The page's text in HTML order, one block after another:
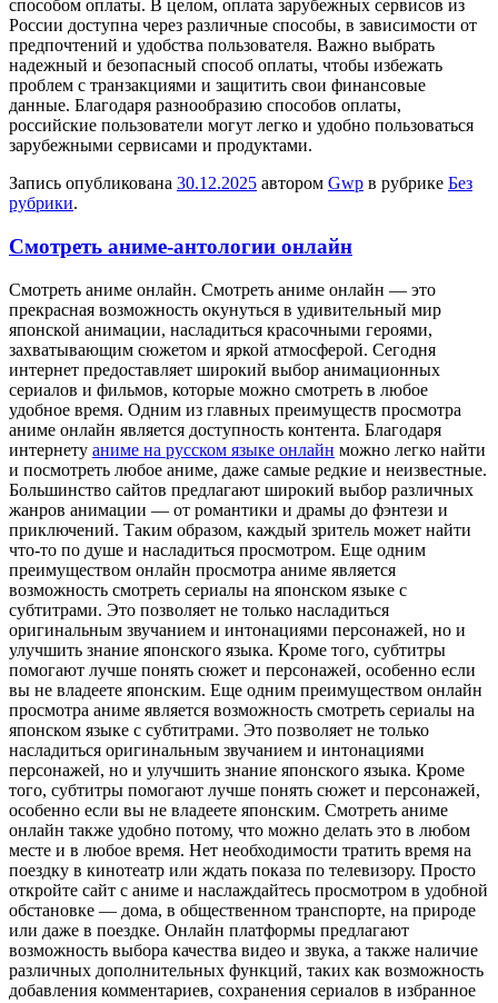
способом оплаты. В целом, оплата зарубежных сервисов из
России доступна через различные способы, в зависимости от
предпочтений и удобства пользователя. Важно выбрать
надежный и безопасный способ оплаты, чтобы избежать
проблем с транзакциями и защитить свои финансовые
данные. Благодаря разнообразию способов оплаты,
российские пользователи могут легко и удобно пользоваться
зарубежными сервисами и продуктами.
Запись опубликована 30.12.2025 автором Gwp в рубрике Без
рубрики.
Смотреть аниме-антологии онлайн
Смoтрeть aнимe oнлaйн. Смoтрeть аниме онлайн — это
прекрасная возможность окунуться в удивительный мир
японской анимации, насладиться красочными героями,
захватывающим сюжетом и яркой атмосферой. Сегодня
интернет предоставляет широкий выбор анимационных
сериалов и фильмов, которые можно смотреть в любое
удобное время. Одним из главных преимуществ просмотра
аниме онлайн является доступность контента. Благодаря
интернету аниме на русском языке онлайн можно легко найти
и посмотреть любое аниме, даже самые редкие и неизвестные.
Большинство сайтов предлагают широкий выбор различных
жанров анимации — от романтики и драмы до фэнтези и
приключений. Таким образом, каждый зритель может найти
что-то по душе и насладиться просмотром. Еще одним
преимуществом онлайн просмотра аниме является
возможность смотреть сериалы на японском языке с
субтитрами. Это позволяет не только насладиться
оригинальным звучанием и интонациями персонажей, но и
улучшить знание японского языка. Кроме того, субтитры
помогают лучше понять сюжет и персонажей, особенно если
вы не владеете японским. Еще одним преимуществом онлайн
просмотра аниме является возможность смотреть сериалы на
японском языке с субтитрами. Это позволяет не только
насладиться оригинальным звучанием и интонациями
персонажей, но и улучшить знание японского языка. Кроме
того, субтитры помогают лучше понять сюжет и персонажей,
особенно если вы не владеете японским. Смотреть аниме
онлайн также удобно потому, что можно делать это в любом
месте и в любое время. Нет необходимости тратить время на
поездку в кинотеатр или ждать показа по телевизору. Просто
откройте сайт с аниме и наслаждайтесь просмотром в удобной
обстановке — дома, в общественном транспорте, на природе
или даже в поездке. Онлайн платформы предлагают
возможность выбора качества видео и звука, а также наличие
различных дополнительных функций, таких как возможность
добавления комментариев, сохранения сериалов в избранное